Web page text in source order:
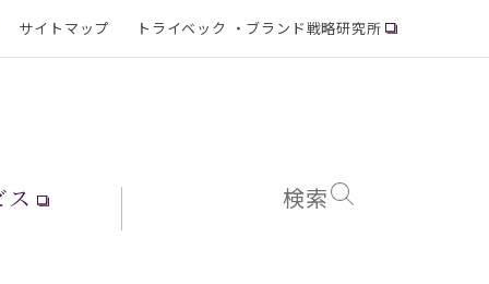
サイトマップ トライベック ・ブランド戦略研究所
ス 検索